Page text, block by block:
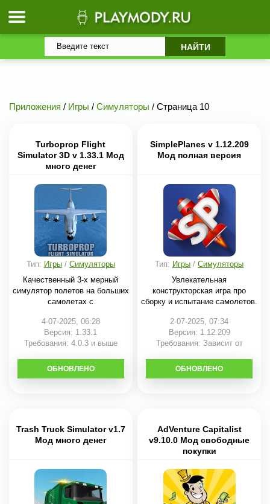
Приложения / Игры / Симуляторы / Страница 10
Turboprop Flight
Simulator 3D v 1.33.1 Мод
много денег
Тип: Игры/ Симуляторы
Качественный 3-х мерный
симулятор полетов на больших
самолетах с
4-07-2025, 06:28
Версия: 1.33.1
Требования: 4.0.3 и выше
СКАЧАТЬ
ОБНОВЛЕНО
SimplePlanes v 1.12.209
Мод полная версия
Тип: Игры /Симуляторы
Увлекательная
конструкторская игра про
сборку и испытание самолетов.
2-07-2025, 07:34
Версия: 1.12.209
Требования: Зависит от
СКАЧАТЬ
ОБНОВЛЕНО
Trash Truck Simulator v1.7
Мод много денег
AdVenture Capitalist
v9.10.0 Мод свободные
покупки